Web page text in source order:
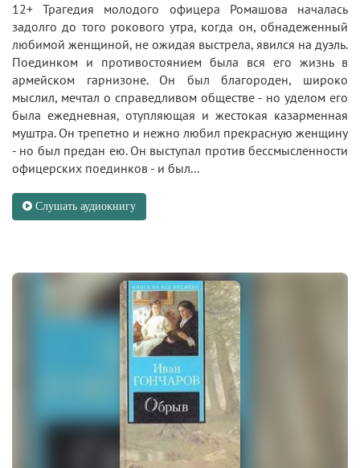
12+ Трагедия молодого офицера Ромашова началась
задолго до того рокового утра, когда он, обнадеженный
любимой женщиной, не ожидая выстрела, явился на дуэль.
Поединком и противостоянием была вся его жизнь в
армейском гарнизоне. Он был благороден, широко
мыслил, мечтал о справедливом обществе - но уделом его
была ежедневная, отупляющая и жестокая казарменная
муштра. Он трепетно и нежно любил прекрасную женщину
- но был предан ею. Он выступал против бессмысленности
офицерских поединков - и был...
Слушать аудиокнигу